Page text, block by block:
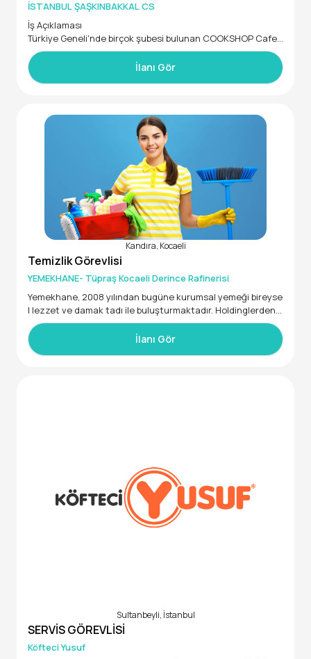
İSTANBUL ŞAŞKINBAKKAL CS
İş Açıklaması
Türkiye Geneli'nde birçok şubesi bulunan COOKSHOP Cafe
Restaurant zincirinin şubemizde görevlendirilmek üzere Re
staurant Hostesi arkadaşları arıyoruz.
Minimum Meslek Yüksekokulu mezunu
Misafir odaklı hareket eden
Güler yüzlü, enerjik ve sabırlı
İlanı Gör
Kandıra, Kocaeli
Temizlik Görevlisi
YEMEKHANE- Tüpraş Kocaeli Derince Rafinerisi
Yemekhane, 2008 yılından bugüne kurumsal yemeği bireyse
l lezzet ve damak tadı ile buluşturmaktadır. Holdinglerden b
ankalara, eğitim kurumlarından ulusal ve uluslararası zincir
firmalara, rafineriden otomotive, bilişimden sağlık sektörün
e kadar geniş bir müşteri portföyüne %100 müşteri memnu
Tercihen yemek sektöründe tecrübeli,
Vardiyalı çalışma sistemine uyum sağlayabilecek,
Daha önce benzer temizlik işlerinde çalışmış,
Disiplinli ve sorumluluk sahibi,
Kişisel hijyenine ve iş hijyen kurallarına önem veren.
Verilen çalışma programına uygun hareket etmek,
Üretim alanında oluşan atıkların atılmasını sağlamak ve imh
İlanı Gör
Sultanbeyli, İstanbul
SERVİS GÖREVLİSİ
Köfteci Yusuf